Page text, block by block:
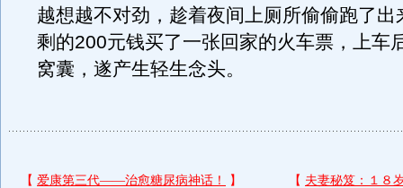
越想越不对劲，趁着夜间上厕所偷偷跑了出
剩的200元钱买了一张回家的火车票，上车
窝囊，遂产生轻生念头。